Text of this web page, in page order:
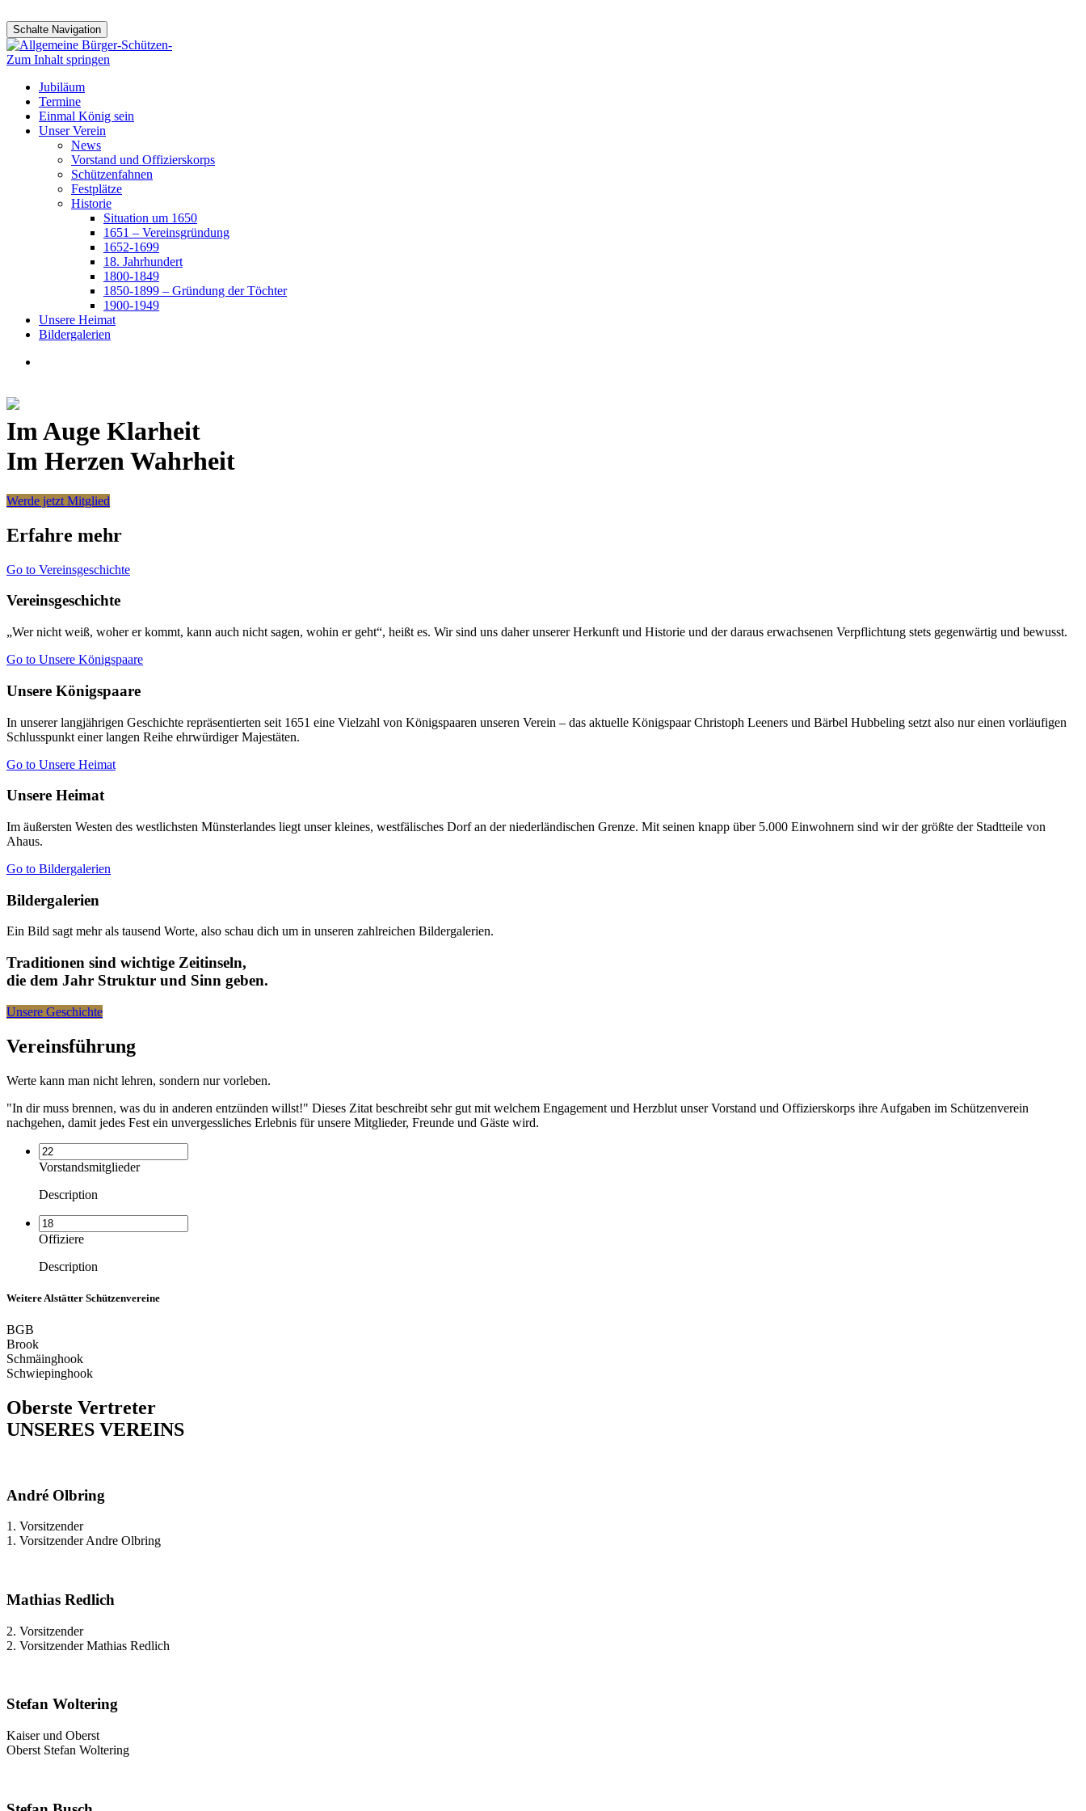
Schalte Navigation
Zum Inhalt springen
Jubiläum
Termine
Einmal König sein
Unser Verein
News
Vorstand und Offizierskorps
Schützenfahnen
Festplätze
Historie
Situation um 1650
1651 – Vereinsgründung
1652-1699
18. Jahrhundert
1800-1849
1850-1899 – Gründung der Töchter
1900-1949
Unsere Heimat
Bildergalerien
Im Auge Klarheit
Im Herzen Wahrheit
Werde jetzt Mitglied
Erfahre mehr
Go to Vereinsgeschichte
Vereinsgeschichte
„Wer nicht weiß, woher er kommt, kann auch nicht sagen, wohin er geht“, heißt es. Wir sind uns daher unserer Herkunft und Historie und der daraus erwachsenen Verpflichtung stets gegenwärtig und bewusst.
Go to Unsere Königspaare
Unsere Königspaare
In unserer langjährigen Geschichte repräsentierten seit 1651 eine Vielzahl von Königspaaren unseren Verein – das aktuelle Königspaar Christoph Leeners und Bärbel Hubbeling setzt also nur einen vorläufigen
Schlusspunkt einer langen Reihe ehrwürdiger Majestäten.
Go to Unsere Heimat
Unsere Heimat
Im äußersten Westen des westlichsten Münsterlandes liegt unser kleines, westfälisches Dorf an der niederländischen Grenze. Mit seinen knapp über 5.000 Einwohnern sind wir der größte der Stadtteile von
Ahaus.
Go to Bildergalerien
Bildergalerien
Ein Bild sagt mehr als tausend Worte, also schau dich um in unseren zahlreichen Bildergalerien.
Traditionen sind wichtige Zeitinseln,
die dem Jahr Struktur und Sinn geben.
Unsere Geschichte
Vereinsführung
Werte kann man nicht lehren, sondern nur vorleben.
"In dir muss brennen, was du in anderen entzünden willst!" Dieses Zitat beschreibt sehr gut mit welchem Engagement und Herzblut unser Vorstand und Offizierskorps ihre Aufgaben im Schützenverein
nachgehen, damit jedes Fest ein unvergessliches Erlebnis für unsere Mitglieder, Freunde und Gäste wird.
Vorstandsmitglieder
Description
Offiziere
Description
Weitere Alstätter Schützenvereine
BGB
Brook
Schmäinghook
Schwiepinghook
Oberste Vertreter
UNSERES VEREINS
André Olbring
1. Vorsitzender
1. Vorsitzender Andre Olbring
Mathias Redlich
2. Vorsitzender
2. Vorsitzender Mathias Redlich
Stefan Woltering
Kaiser und Oberst
Oberst Stefan Woltering